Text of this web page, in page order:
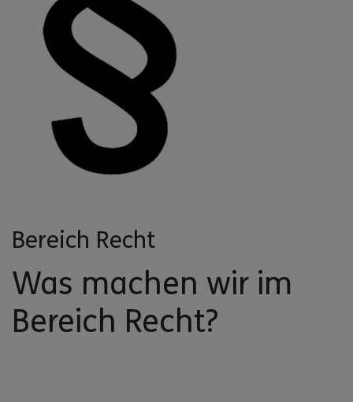
Bereich Recht
Was machen wir im
Bereich Recht?